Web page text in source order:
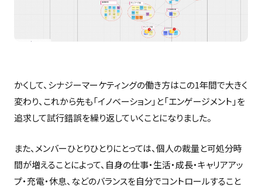
かくして、シナジーマーケティングの働き方はこの1年間で大きく
変わり、これから先も「イノベーション」と「エンゲージメント」を
追求して試行錯誤を繰り返していくことになりました。
また、メンバーひとりひとりにとっては、個人の裁量と可処分時
間が増えることによって、自身の仕事・生活・成長・キャリアアッ
プ・充電・休息、などのバランスを自分でコントロールすること